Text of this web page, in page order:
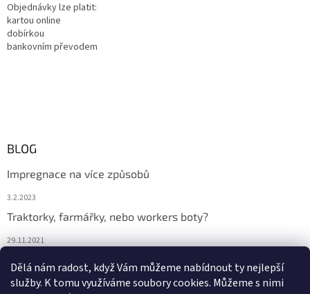
Dělá nám radost, když Vám můžeme nabídnout ty nejlepší
služby. K tomu využíváme soubory cookies. Můžeme s nimi
Objednávky lze platit:
kartou online
dobírkou
bankovním převodem
BLOG
Impregnace na více způsobů
3.2.2023
Traktorky, farmářky, nebo workers boty?
29.11.2021
29.11.2021